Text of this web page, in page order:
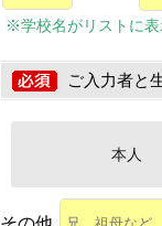
※学校名がリストに表
ご入力者と
本人
その他